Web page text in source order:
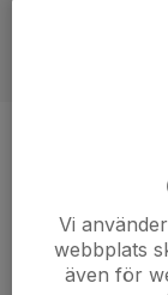
Vi
webbplats
även för